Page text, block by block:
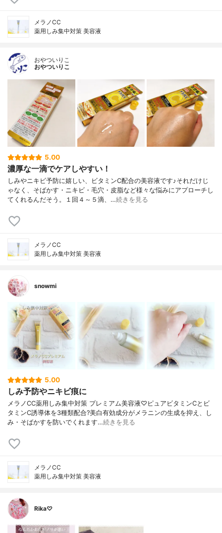
メラノCC
薬用しみ集中対策 美容液
おやついりこ
おやついりこ
5.00
濃厚な一滴でケアしやすい！
しみやニキビ予防に嬉しい、ビタミンC配合の美容液です♪それだけじ
ゃなく、そばかす・ニキビ・毛穴・皮脂など様々な悩みにアプローチし
てくれるんだそう。１回４～５滴、…続きを見る
メラノCC
薬用しみ集中対策 美容液
snowmi
5.00
しみ予防やニキビ痕に
メラノCC薬用しみ集中対策 プレミアム美容液♡ピュアビタミンCとビ
タミンC誘導体を3種類配合?美白有効成分がメラニンの生成を抑え、し
み・そばかすを防いでくれます…続きを見る
メラノCC
薬用しみ集中対策 美容液
Rika♡